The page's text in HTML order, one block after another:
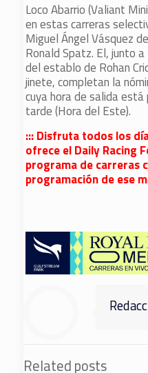
Loco Abarrio (Valiant
en estas carreras
Miguel Ángel Vásquez
Ronald Spatz. El, junto
del establo de Rohan
jinete, completan la
cuya hora de salida
tarde (Hora del Este).
::: Disfruta todos los
ofrece el Daily Racing
programa de carreras
programación de ese
Related posts